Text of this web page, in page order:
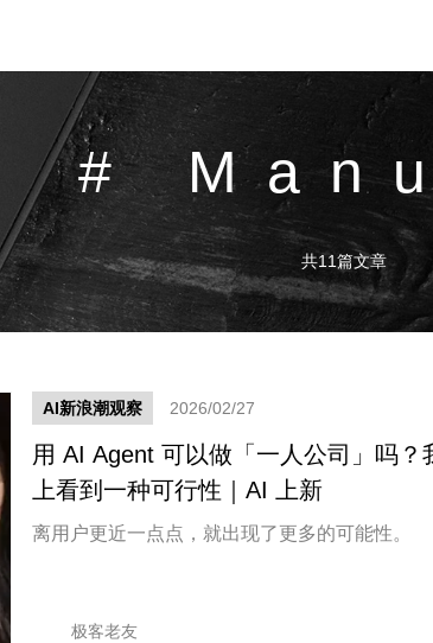
#
共11篇文章
AI新浪潮观察 2026/02/27
用 AI Agent 可以做「一人公司」吗？
上看到一种可行性｜AI 上新
离用户更近一点点，就出现了更多的可能性。
极客老友